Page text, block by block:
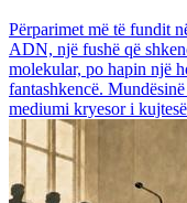
Përparimet më të fundit
ADN, një fushë që
molekular, po hapin një
fantashkencë.
mediumi kryesor i